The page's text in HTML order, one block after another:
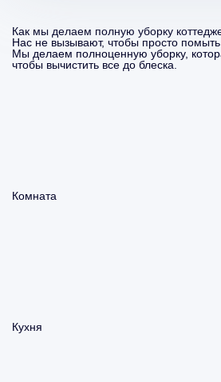
Как мы делаем полную уборку
Нас не вызывают, чтобы просто помыть
Мы делаем полноценную уборку,
чтобы вычистить все до блеска.
Комната
Кухня